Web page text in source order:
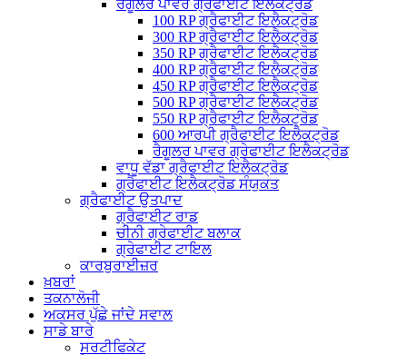
ਰੈਗੂਲਰ ਪਾਵਰ ਗ੍ਰੇਫਾਈਟ ਇਲੈਕਟ੍ਰੋਡ
100 RP ਗ੍ਰੈਫਾਈਟ ਇਲੈਕਟ੍ਰੋਡ
300 RP ਗ੍ਰੈਫਾਈਟ ਇਲੈਕਟ੍ਰੋਡ
350 RP ਗ੍ਰੈਫਾਈਟ ਇਲੈਕਟ੍ਰੋਡ
400 RP ਗ੍ਰੈਫਾਈਟ ਇਲੈਕਟ੍ਰੋਡ
450 RP ਗ੍ਰੈਫਾਈਟ ਇਲੈਕਟ੍ਰੋਡ
500 RP ਗ੍ਰੈਫਾਈਟ ਇਲੈਕਟ੍ਰੋਡ
550 RP ਗ੍ਰੈਫਾਈਟ ਇਲੈਕਟ੍ਰੋਡ
600 ਆਰਪੀ ਗ੍ਰੈਫਾਈਟ ਇਲੈਕਟ੍ਰੋਡ
ਰੈਗੂਲਰ ਪਾਵਰ ਗ੍ਰੇਫਾਈਟ ਇਲੈਕਟ੍ਰੋਡ
ਵਾਧੂ ਵੱਡਾ ਗ੍ਰੈਫਾਈਟ ਇਲੈਕਟ੍ਰੋਡ
ਗ੍ਰੈਫਾਈਟ ਇਲੈਕਟ੍ਰੋਡ ਸੰਯੁਕਤ
ਗ੍ਰੈਫਾਈਟ ਉਤਪਾਦ
ਗ੍ਰੈਫਾਈਟ ਰਾਡ
ਚੀਨੀ ਗ੍ਰੇਫਾਈਟ ਬਲਾਕ
ਗ੍ਰੇਫਾਈਟ ਟਾਇਲ
ਕਾਰਬੁਰਾਈਜ਼ਰ
ਖ਼ਬਰਾਂ
ਤਕਨਾਲੋਜੀ
ਅਕਸਰ ਪੁੱਛੇ ਜਾਂਦੇ ਸਵਾਲ
ਸਾਡੇ ਬਾਰੇ
ਸਰਟੀਫਿਕੇਟ